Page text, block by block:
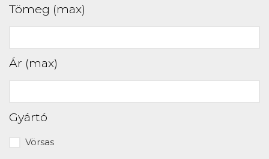
Tömeg (max)
Ár (max)
Gyártó
Vörsas